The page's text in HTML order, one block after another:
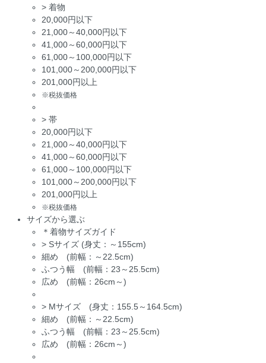
> 着物
20,000円以下
21,000～40,000円以下
41,000～60,000円以下
61,000～100,000円以下
101,000～200,000円以下
201,000円以上
※税抜価格
> 帯
20,000円以下
21,000～40,000円以下
41,000～60,000円以下
61,000～100,000円以下
101,000～200,000円以下
201,000円以上
※税抜価格
サイズから選ぶ
＊着物サイズガイド
> Sサイズ (身丈：～155cm)
細め (前幅：～22.5cm)
ふつう幅 (前幅：23～25.5cm)
広め (前幅：26cm～)
> Mサイズ (身丈：155.5～164.5cm)
細め (前幅：～22.5cm)
ふつう幅 (前幅：23～25.5cm)
広め (前幅：26cm～)